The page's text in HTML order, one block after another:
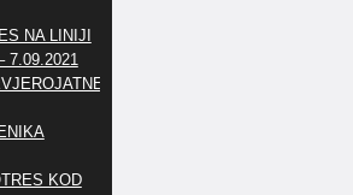
NA LINIJI
7.09.2021
KOD